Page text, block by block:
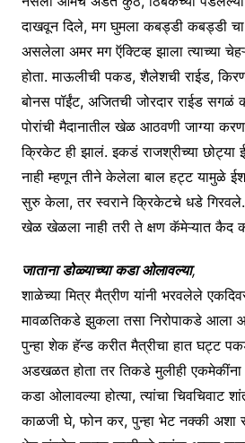
दाखवून दिले, मग घुमला कबड्डी कबड्डी
असलेला अमर मग ऍक्टिव्ह झाला त्याच्या
होता. माऊलीची पकड, शैलेशची राईड,
बोनस पॉईंट, अजितची जोरदार राईड
पोरांची मैदानातील खेळ आठवणी जाग्या
क्रिकेट ही झालं. इकडं राजश्रीच्या
नाही म्हणून तीने केलेला बाल हट्ट यामुळे
सुरु केला, तर स्वराने क्रिकेटचे धडे
खेळ खेळला नाही तरी ते क्षण कॅमेऱ्यात कैद
जाताना डोळ्याच्या कडा ओलावल्या,
शाळेच्या मित्र मैत्रीण यांनी भरवलेले
मावळतिकडे झुकला तसा निरोपाकडे आला
पुन्हा शेक हॅन्ड करीत मैत्रीचा हात घट्ट
अडखळत होता तर तिकडे मुलीही एकमेकींना
कडा ओलावल्या होत्या, त्यांचा चिवचिवाट
काळजी घे, फोन कर, पुन्हा भेट नक्की अशा